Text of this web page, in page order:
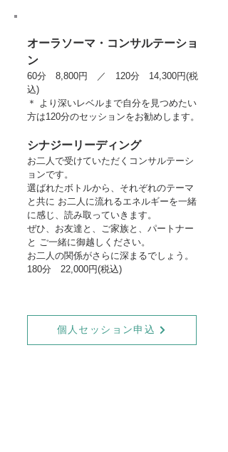
個人セッション申込
オーラソーマ・コンサルテーショ
ン
60分 8,800円 ／ 120分 14,300円(税
込)
＊ より深いレベルまで自分を見つめたい
方は120分のセッションをお勧めします。
シナジーリーディング
お二人で受けていただくコンサルテーシ
ョンです。
選ばれたボトルから、それぞれのテーマ
と共に お二人に流れるエネルギーを一緒
に感じ、読み取っていきます。
ぜひ、お友達と、ご家族と、パートナー
と ご一緒に御越しください。
お二人の関係がさらに深まるでしょう。
180分 22,000円(税込)